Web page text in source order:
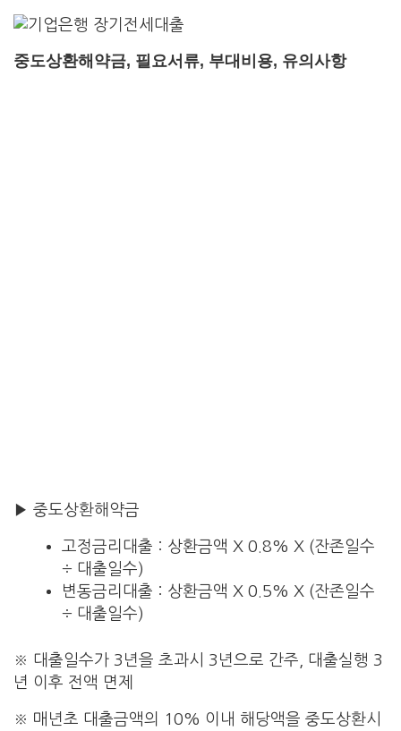
중도상환해약금, 필요서류, 부대비용, 유의사항
▶ 중도상환해약금
고정금리대출 : 상환금액 X 0.8% X (잔존일수
÷ 대출일수)
변동금리대출 : 상환금액 X 0.5% X (잔존일수
÷ 대출일수)
※ 대출일수가 3년을 초과시 3년으로 간주, 대출실행 3
년 이후 전액 면제
※ 매년초 대출금액의 10% 이내 해당액을 중도상환시